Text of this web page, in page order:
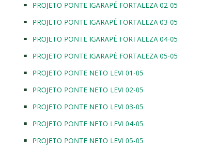
PROJETO PONTE IGARAPÉ FORTALEZA 02-05
PROJETO PONTE IGARAPÉ FORTALEZA 03-05
PROJETO PONTE IGARAPÉ FORTALEZA 04-05
PROJETO PONTE IGARAPÉ FORTALEZA 05-05
PROJETO PONTE NETO LEVI 01-05
PROJETO PONTE NETO LEVI 02-05
PROJETO PONTE NETO LEVI 03-05
PROJETO PONTE NETO LEVI 04-05
PROJETO PONTE NETO LEVI 05-05